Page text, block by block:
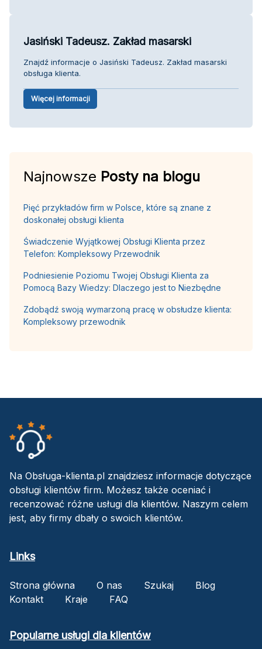
Jasiński Tadeusz. Zakład masarski
Znajdź informacje o Jasiński Tadeusz. Zakład masarski
obsługa klienta.
Więcej informacji
Najnowsze Posty na blogu
Pięć przykładów firm w Polsce, które są znane z
doskonałej obsługi klienta
Świadczenie Wyjątkowej Obsługi Klienta przez
Telefon: Kompleksowy Przewodnik
Podniesienie Poziomu Twojej Obsługi Klienta za
Pomocą Bazy Wiedzy: Dlaczego jest to Niezbędne
Zdobądź swoją wymarzoną pracę w obsłudze klienta:
Kompleksowy przewodnik
Na Obsługa-klienta.pl znajdziesz informacje dotyczące
obsługi klientów firm. Możesz także oceniać i
recenzować różne usługi dla klientów. Naszym celem
jest, aby firmy dbały o swoich klientów.
Links
Strona główna O nas Szukaj
Blog
Kontakt
Kraje FAQ
Popularne usługi dla klientów